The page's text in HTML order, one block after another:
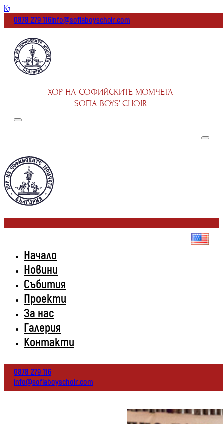
Към основното съдържание
0878 279 116info@sofiaboyschoir.com
ХОР НА СОФИЙСКИТЕ МОМЧЕТА
SOFIA BOYS’ CHOIR
Начало
Новини
Събития
Проекти
За нас
Галерия
Контакти
0878 279 116
info@sofiaboyschoir.com